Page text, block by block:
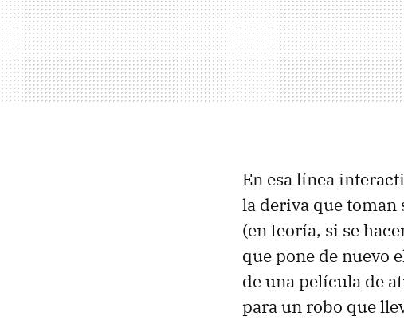
En esa línea
la deriva que toman
(en teoría, si se
que pone de nuevo
de una película de
para un robo que